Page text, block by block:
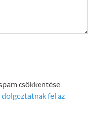
csökkentése
dolgoztatnak fel az